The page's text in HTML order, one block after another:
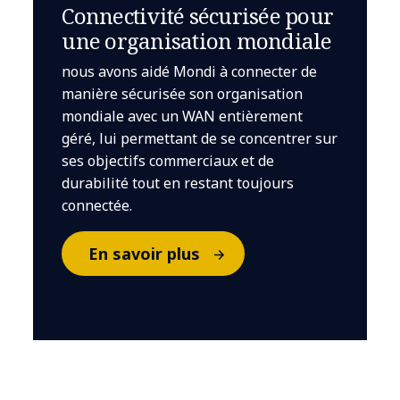
Connectivité sécurisée pour
une organisation mondiale
nous avons aidé Mondi à connecter de
manière sécurisée son organisation
mondiale avec un WAN entièrement
géré, lui permettant de se concentrer sur
ses objectifs commerciaux et de
durabilité tout en restant toujours
connectée.
En savoir plus